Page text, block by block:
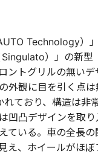
Technology）
）」の新型
ントグリルの無いデ
外観に目を引く点は
ており、構造は非
凹凸デザインを取り
ている。車の全長の
え、ホイールがほぼ